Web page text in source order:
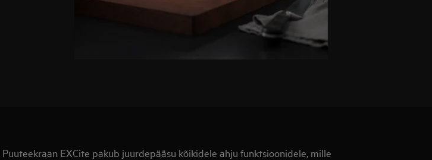
Puuteekraan EXCite pakub juurdepääsu kõikidele ahju funktsioonidele, mille